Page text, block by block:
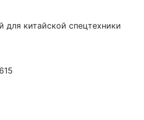
для китайской спецтехники